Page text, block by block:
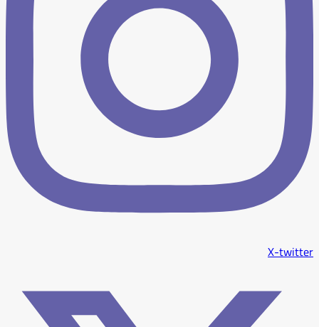
X-twitter